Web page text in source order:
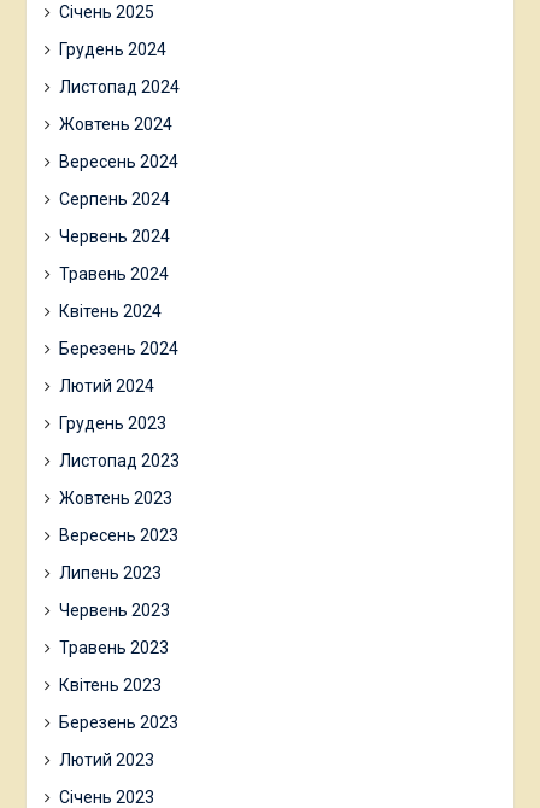
Січень 2025
Грудень 2024
Листопад 2024
Жовтень 2024
Вересень 2024
Серпень 2024
Червень 2024
Травень 2024
Квітень 2024
Березень 2024
Лютий 2024
Грудень 2023
Листопад 2023
Жовтень 2023
Вересень 2023
Липень 2023
Червень 2023
Травень 2023
Квітень 2023
Березень 2023
Лютий 2023
Січень 2023